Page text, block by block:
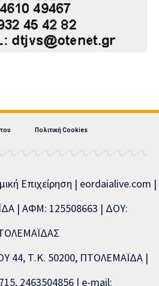
Πολιτική Cookies
Επιχείρηση | eordaialive.com |
| ΑΦΜ: 125508663 | ΔΟΥ:
44, Τ.Κ. 50200, ΠΤΟΛΕΜΑΪΔΑ |
2463504856 | e-mail: